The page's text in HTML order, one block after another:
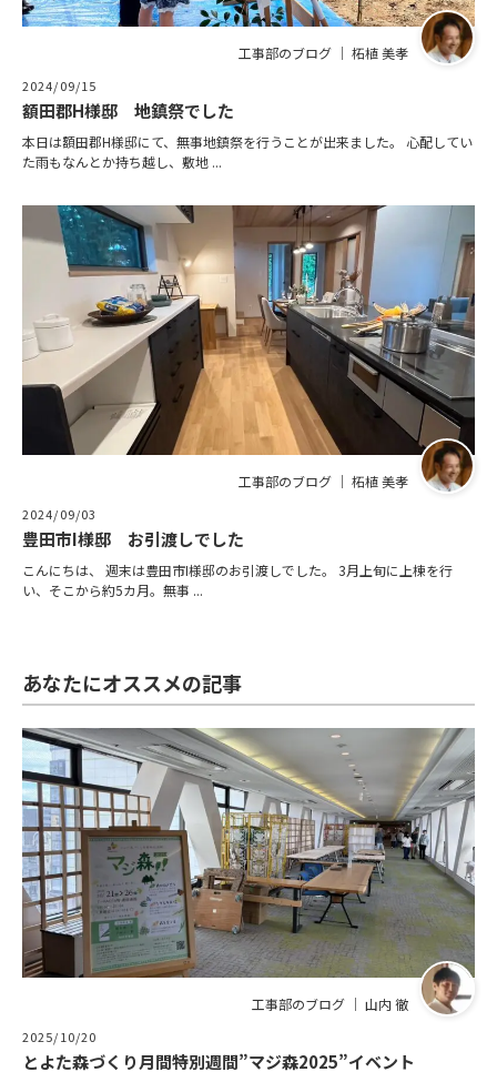
工事部のブログ ｜ 柘植 美孝
2024/09/15
額田郡H様邸 地鎮祭でした
本日は額田郡H様邸にて、無事地鎮祭を行うことが出来ました。 心配してい
た雨もなんとか持ち越し、敷地 ...
工事部のブログ ｜ 柘植 美孝
2024/09/03
豊田市I様邸 お引渡しでした
こんにちは、 週末は豊田市I様邸のお引渡しでした。 3月上旬に上棟を行
い、そこから約5カ月。無事 ...
あなたにオススメの記事
工事部のブログ ｜ 山内 徹
2025/10/20
とよた森づくり月間特別週間”マジ森2025”イベント